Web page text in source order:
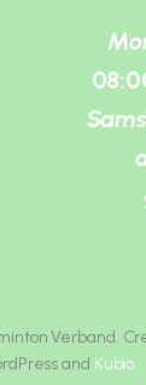
Verband.
and Kubio